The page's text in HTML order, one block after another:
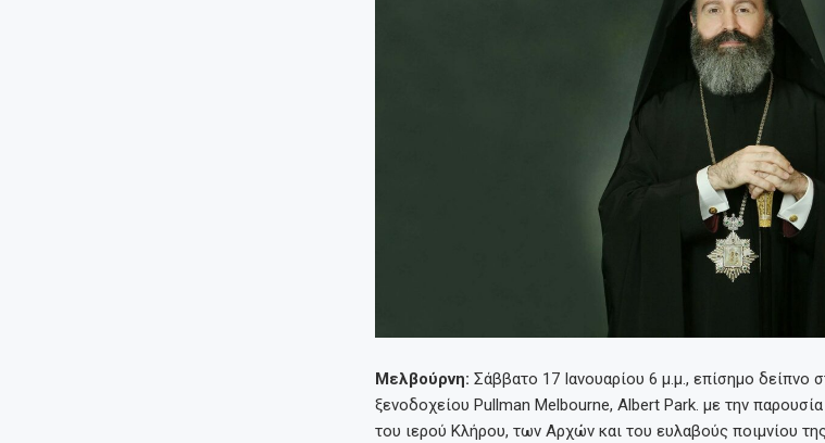
Μελβούρνη: Σάββατο 17 Ιανουαρίου 6 μ.μ., επίσημο δείπνο
ξενοδοχείου Pullman Melbourne, Albert Park. με την
του ιερού Κλήρου, των Αρχών και του ευλαβούς ποιμνίου